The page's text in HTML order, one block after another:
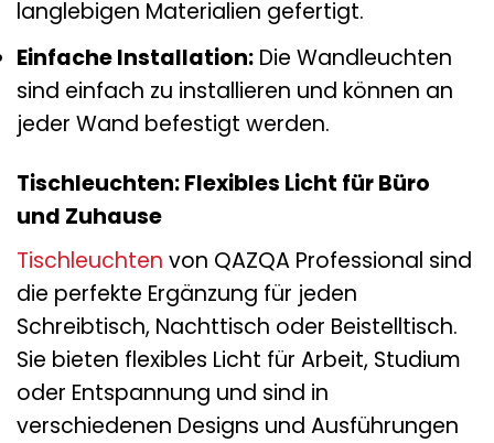
langlebigen Materialien gefertigt.
Einfache Installation: Die Wandleuchten
sind einfach zu installieren und können an
jeder Wand befestigt werden.
Tischleuchten: Flexibles Licht für Büro
und Zuhause
Tischleuchten von QAZQA Professional sind
die perfekte Ergänzung für jeden
Schreibtisch, Nachttisch oder Beistelltisch.
Sie bieten flexibles Licht für Arbeit, Studium
oder Entspannung und sind in
verschiedenen Designs und Ausführungen